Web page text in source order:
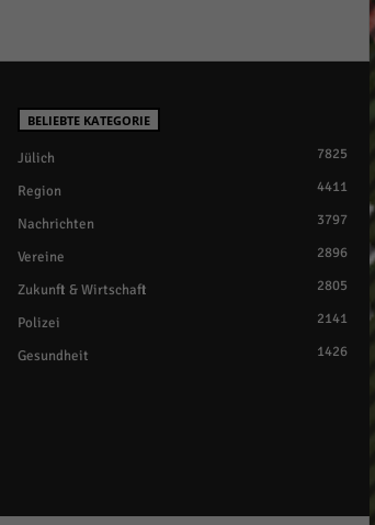
BELIEBTE KATEGORIE
Jülich 7825
Region 4411
Nachrichten 3797
Vereine 2896
Zukunft & Wirtschaft 2805
Polizei 2141
Gesundheit 1426